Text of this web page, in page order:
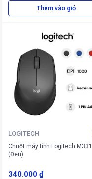
Thêm vào giỏ
LOGITECH
Chuột máy tính Logitech M331
(Đen)
340.000 ₫